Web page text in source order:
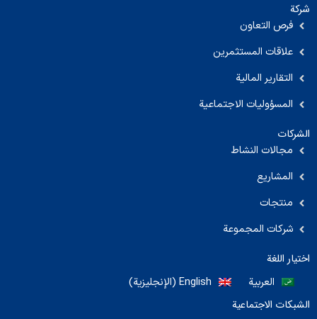
شركة
فرص التعاون
علاقات المستثمرين
التقارير المالية
المسؤوليات الاجتماعية
الشركات
مجالات النشاط
المشاريع
منتجات
شركات المجموعة
اختيار اللغة
العربية English
(الإنجليزية)
الشبكات الاجتماعية